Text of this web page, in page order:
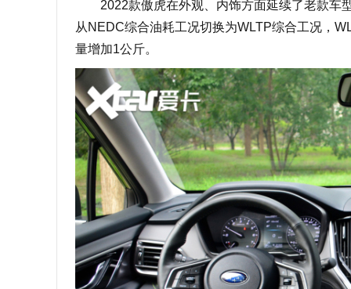
2022款傲虎在外观、内饰方面延续了老款车
从NEDC综合油耗工况切换为WLTP综合工况，
量增加1公斤。